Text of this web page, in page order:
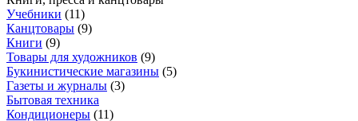
Учебники (11)
Канцтовары (9)
Книги (9)
Товары для художников (9)
Букинистические магазины (5)
Газеты и журналы (3)
Бытовая техника
Кондиционеры (11)